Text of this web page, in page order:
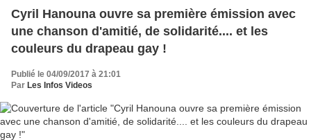
Cyril Hanouna ouvre sa première émission avec
une chanson d'amitié, de solidarité.... et les
couleurs du drapeau gay !
Publié le 04/09/2017 à 21:01
Par Les Infos Videos